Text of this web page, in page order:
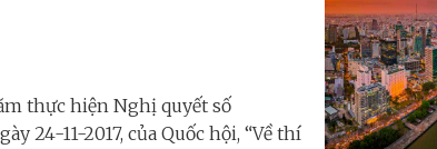
thực hiện Nghị quyết số
24-11-2017, của Quốc hội, “Về thí